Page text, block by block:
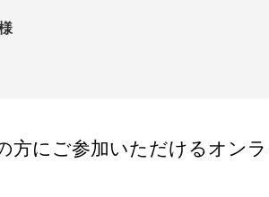
方にご参加いただけるオン